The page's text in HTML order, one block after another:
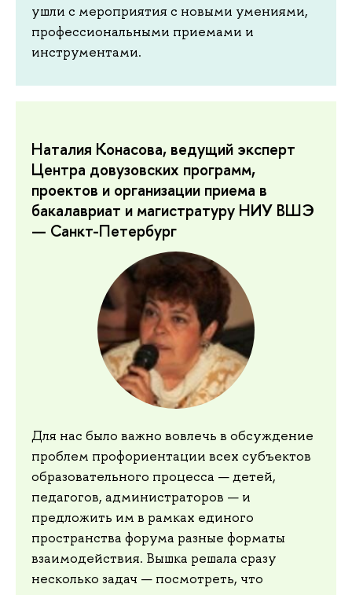
ушли с мероприятия с новыми умениями,
профессиональными приемами и
инструментами.
Наталия Конасова, ведущий эксперт
Центра довузовских программ,
проектов и организации приема в
бакалавриат и магистратуру НИУ ВШЭ
— Санкт-Петербург
Для нас было важно вовлечь в обсуждение
проблем профориентации всех субъектов
образовательного процесса — детей,
педагогов, администраторов — и
предложить им в рамках единого
пространства форума разные форматы
взаимодействия. Вышка решала сразу
несколько задач — посмотреть, что